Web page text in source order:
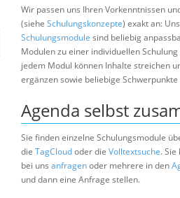
Wir passen uns Ihren Vorkenntnissen
(siehe Schulungskonzepte) exakt an:
Schulungsmodule sind beliebig
Modulen zu einer individuellen
jedem Modul können Inhalte streichen
ergänzen sowie beliebige Schwerpunkte
Agenda selbst
Sie finden einzelne Schulungsmodule
die TagCloudoder die Volltextsuche.
bei uns anfragenoder mehrere in den
und dann eine Anfrage stellen.